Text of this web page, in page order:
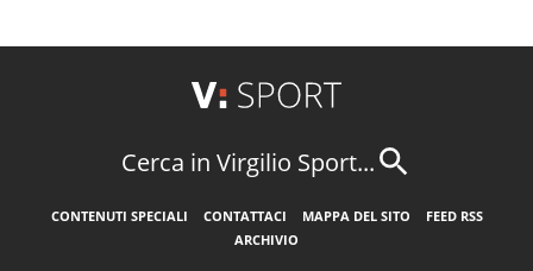
Cerca in Virgilio Sport...
CONTENUTI SPECIALI CONTATTACI MAPPA DEL SITO
FEED RSS
ARCHIVIO